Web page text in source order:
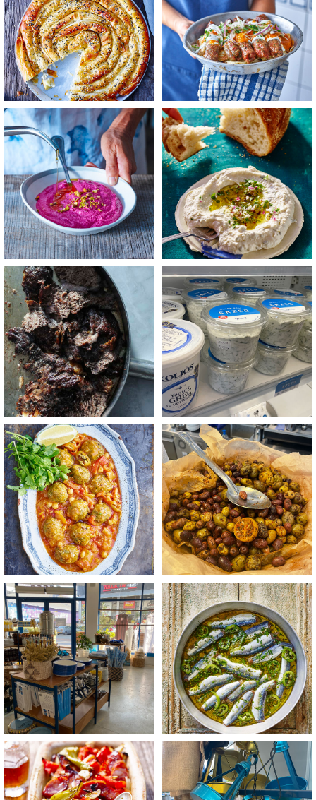
+ +
לפתיחת
התמונה
בגדול
-
+
לפתיחת
התמונה
בגדול
-
+
לפתיחת
התמונה
בגדול
-
+
לפתיחת
התמונה
בגדול
-
+
לפתיחת
התמונה
בגדול
-
+
לפתיחת
התמונה
בגדול
-
+
לפתיחת
התמונה
בגדול
-
+
לפתיחת
התמונה
בגדול
-
+
לפתיחת
התמונה
בגדול
-
לפתיחת
התמונה
בגדול
-